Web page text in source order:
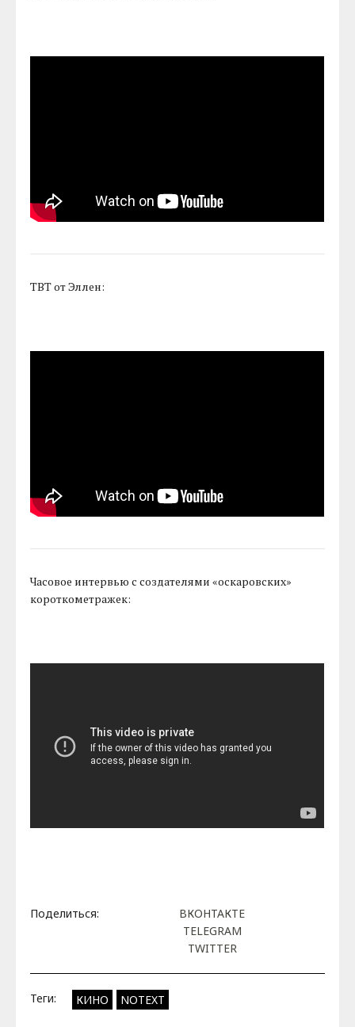
TBT от Эллен:
Часовое интервью с создателями «оскаровских»
короткометражек:
Поделиться:
ВКОНТАКТЕ
TELEGRAM
TWITTER
Теги: КИНО NOTEXT